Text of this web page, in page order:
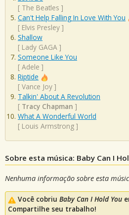
[ The Beatles ]
Can't Help Falling In Love With You
[ Elvis Presley ]
Shallow
[ Lady GAGA ]
Someone Like You
[ Adele ]
Riptide
[ Vance Joy ]
Talkin' About A Revolution
[ Tracy Chapman ]
What A Wonderful World
[ Louis Armstrong ]
Sobre esta música: Baby Can I
Nenhuma informação sobre esta
Você cobriu Baby Can I Hold You
Compartilhe seu trabalho!